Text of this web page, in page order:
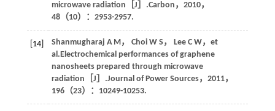
microwave radiation［J］.Carbon ， 2010，
48（10）：2953-2957.
[14] Shanmugharaj A M， Choi W S ， Lee C W，et
al.Electrochemical performances of graphene
nanosheets prepared through microwave
radiation［J］.Journal of Power Sources， 2011，
196（23）：10249-10253.